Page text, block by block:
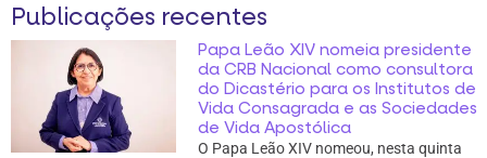
Publicações recentes
Papa Leão XIV nomeia presidente
da CRB Nacional como consultora
do Dicastério para os Institutos de
Vida Consagrada e as Sociedades
de Vida Apostólica
O Papa Leão XIV nomeou, nesta quinta